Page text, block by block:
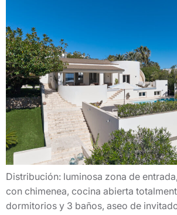
Distribución: luminosa zona de
con chimenea, cocina abierta
dormitorios y 3 baños, aseo de